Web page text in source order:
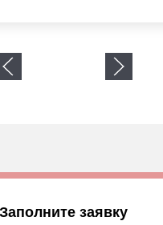
Заполните заявку